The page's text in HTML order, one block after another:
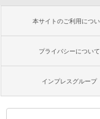
本サイトのご利用につ
プライバシーについて
インプレスグループ